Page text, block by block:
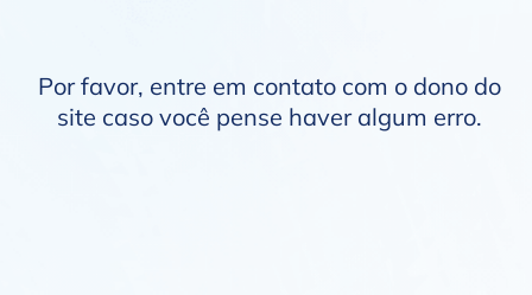
Por favor, entre em contato com o dono do
site caso você pense haver algum erro.